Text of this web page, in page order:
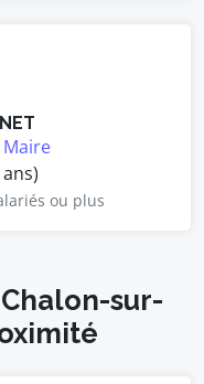
ou plus
sur-